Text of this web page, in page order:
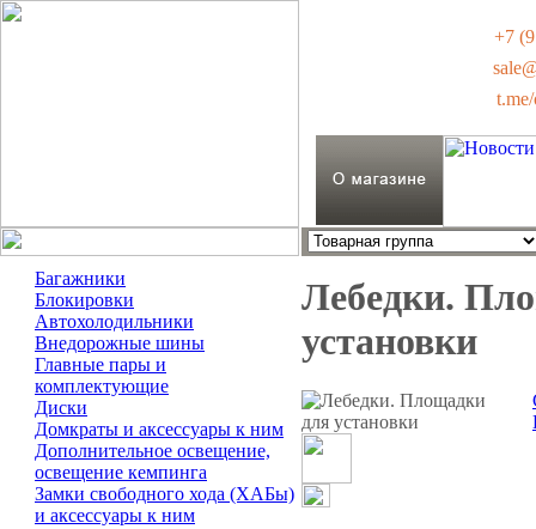
+7
Багажники
Блокировки
Автохолодильники
Внедорожные шины
Главные пары и
комплектующие
Диски
Домкраты и аксессуары к ним
Дополнительное освещение,
освещение кемпинга
Замки свободного хода (ХАБы)
и аксессуары к ним
Лебедки.
установки